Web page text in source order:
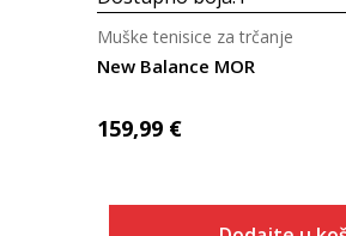
New Balance MOR
Muške tenisice za trčanje
159,99 €